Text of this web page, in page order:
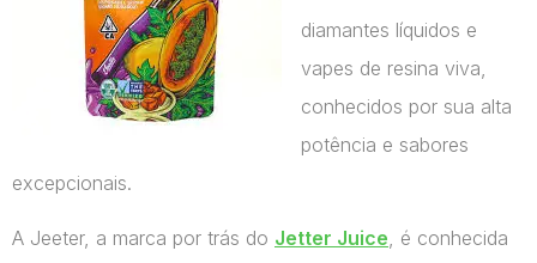
diamantes líquidos e
vapes de resina viva,
conhecidos por sua alta
potência e sabores
excepcionais.
A Jeeter, a marca por trás do Jetter Juice, é conhecida